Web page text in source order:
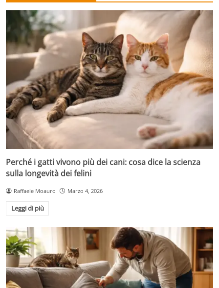
Perché i gatti vivono più dei cani: cosa dice la scienza
sulla longevità dei felini
Raffaele Moauro Marzo 4, 2026
Leggi di più